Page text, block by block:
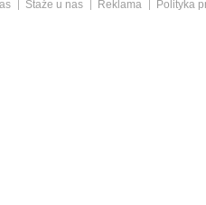
Staże u nas Reklama
Polityka